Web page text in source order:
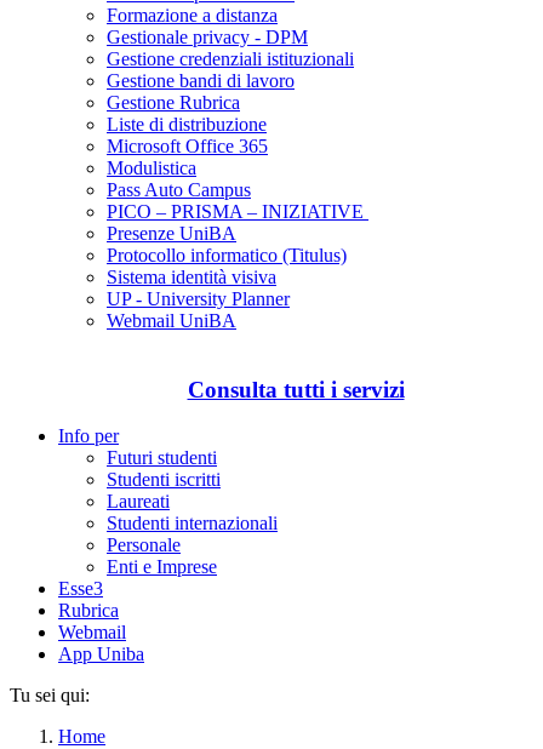
Formazione a distanza
Gestionale privacy - DPM
Gestione credenziali istituzionali
Gestione bandi di lavoro
Gestione Rubrica
Liste di distribuzione
Microsoft Office 365
Modulistica
Pass Auto Campus
PICO – PRISMA – INIZIATIVE
Presenze UniBA
Protocollo informatico (Titulus)
Sistema identità visiva
UP - University Planner
Webmail UniBA
Consulta tutti i servizi
Info per
Futuri studenti
Studenti iscritti
Laureati
Studenti internazionali
Personale
Enti e Imprese
Esse3
Rubrica
Webmail
App Uniba
Tu sei qui:
Home